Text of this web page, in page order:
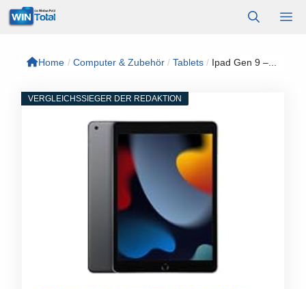
Zum
Inhalt
Home / Computer & Zubehör / Tablets / Ipad Gen 9 –...
VERGLEICHSSIEGER DER REDAKTION